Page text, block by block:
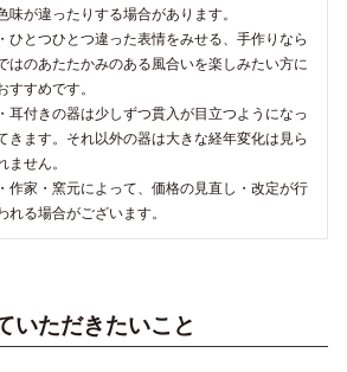
味が違ったりする場合があります。
・ひとつひとつ違った表情をみせる、手作りなら
はのあたたかみのある風合いを楽しみたい方に
すすめです。
・耳付きの器は少しずつ貫入が目立つようになっ
きます。それ以外の器は大きな経年変化は見ら
ません。
・作家・窯元によって、価格の見直し・改定が行
れる場合がございます。
いただきたいこと